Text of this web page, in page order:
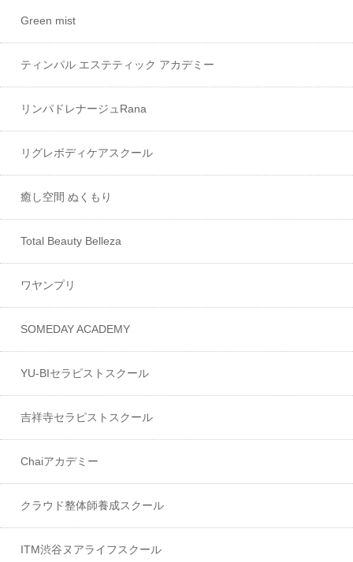
Green mist
ティンパル エステティック アカデミー
リンパドレナージュRana
リグレボディケアスクール
癒し空間 ぬくもり
Total Beauty Belleza
ワヤンプリ
SOMEDAY ACADEMY
YU-BIセラピストスクール
吉祥寺セラピストスクール
Chaiアカデミー
クラウド整体師養成スクール
ITM渋谷ヌアライフスクール